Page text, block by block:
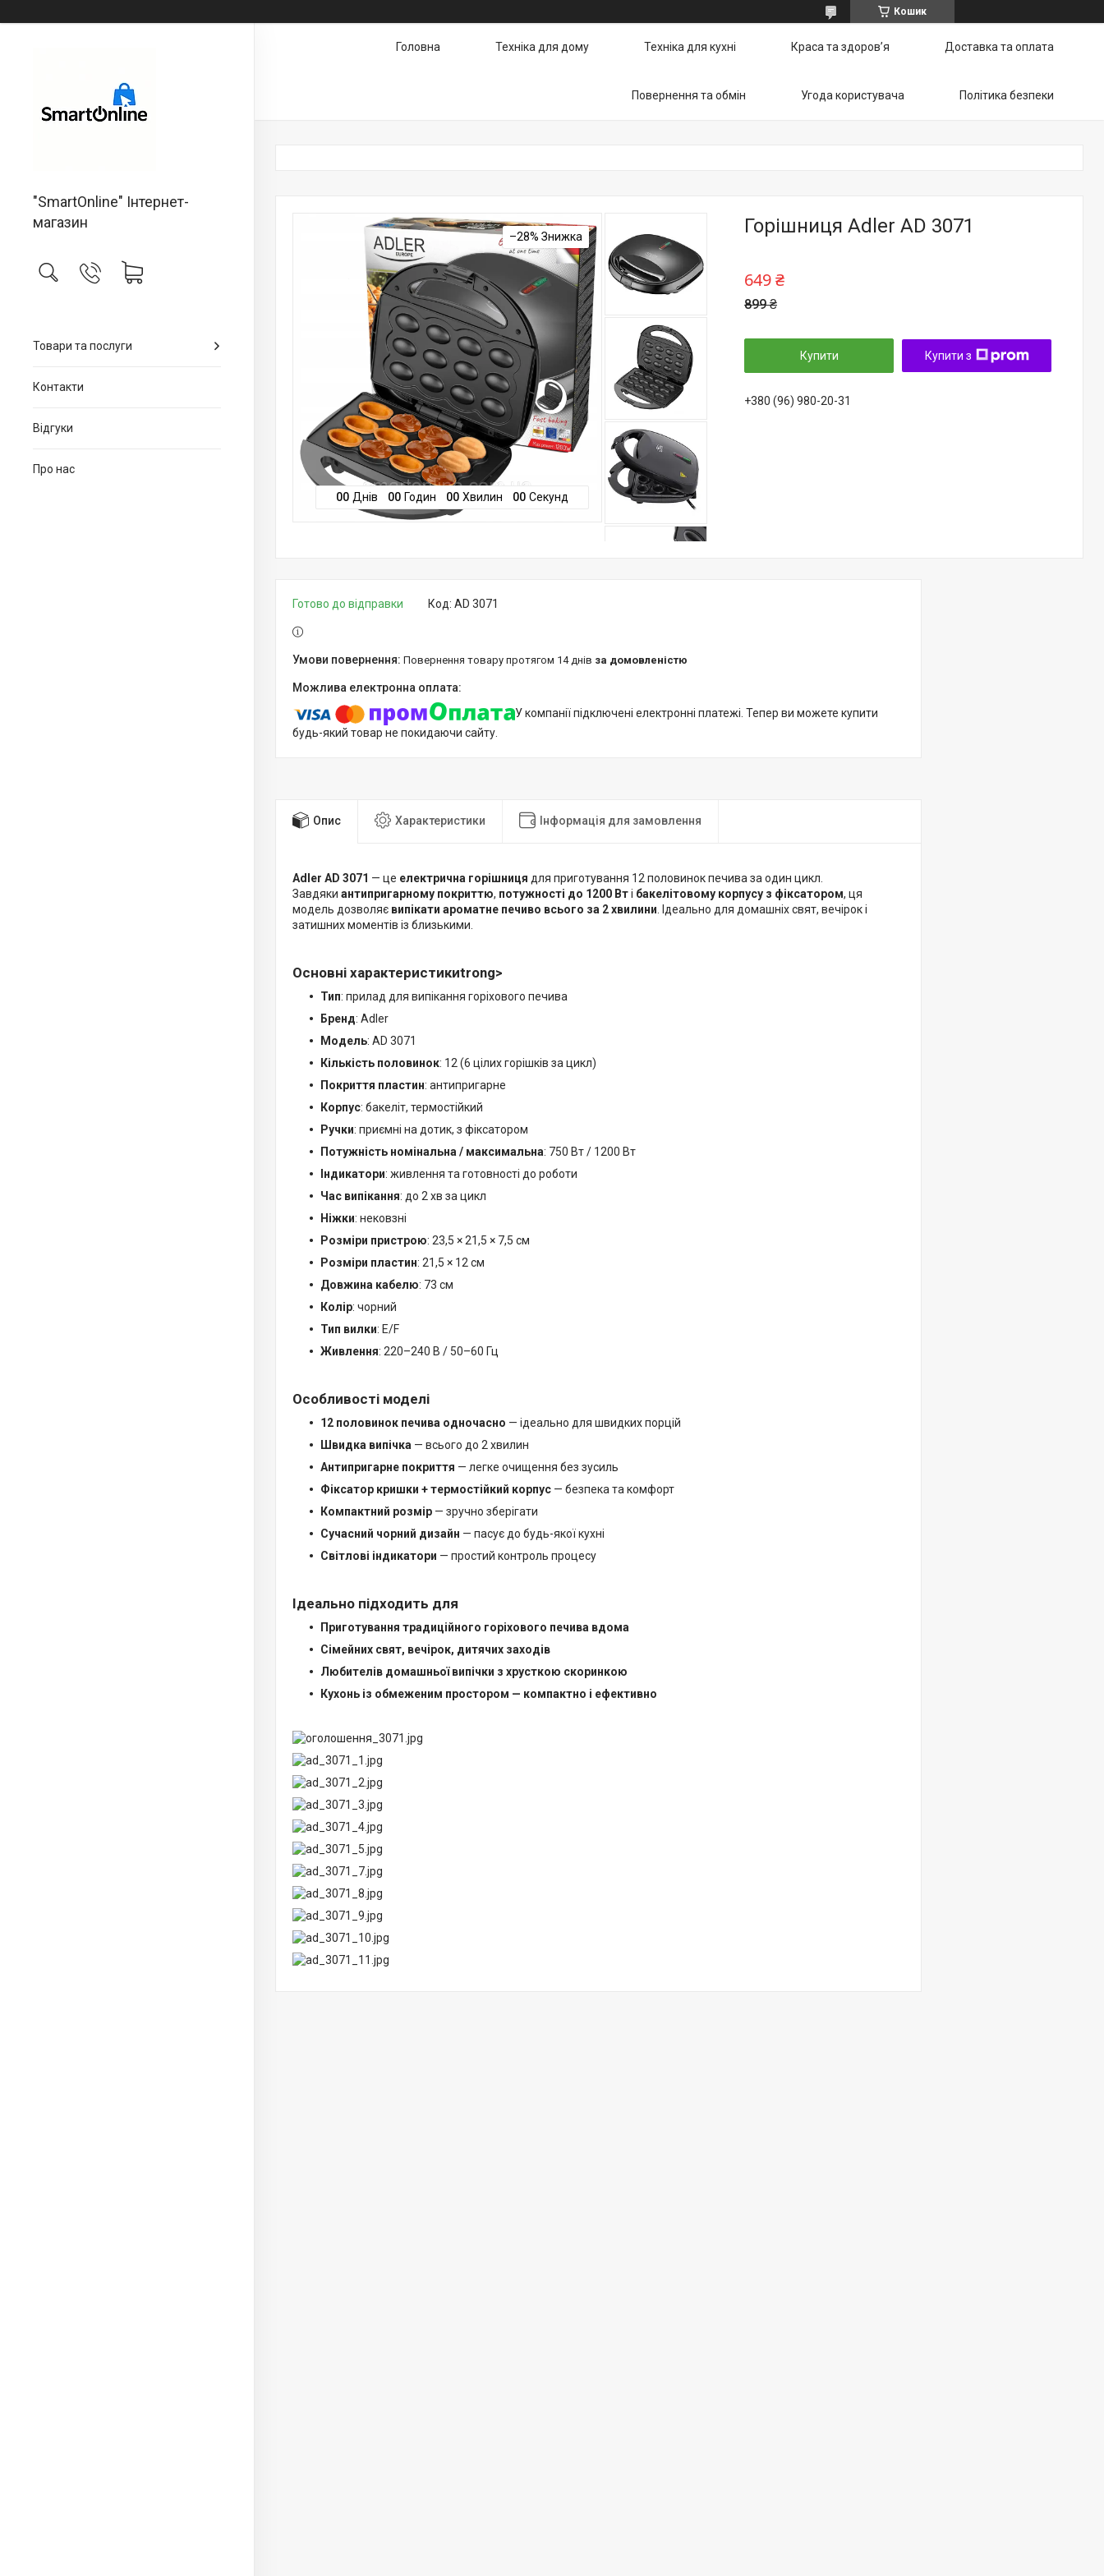
Кошик
"SmartOnline" Інтернет-
магазин
Товари та послуги
Контакти
Відгуки
Про нас
Головна Техніка для дому Техніка для кухні Краса та здоров’я Доставка та оплата
Повернення та обмін Угода користувача Політика безпеки
–28%
00 Днів 00 Годин 00 Хвилин 00 Секунд
Горішниця Adler AD 3071
899 ₴
649 ₴
Купити Купити з
+380 (96) 980-20-31
Готово до відправки Код: AD 3071
повернення товару протягом 14 днів за домовленістю
У компанії підключені електронні платежі. Тепер ви можете купити
будь-який товар не покидаючи сайту.
Опис Характеристики Інформація для замовлення
Adler AD 3071 — це електрична горішниця для приготування 12 половинок печива за один цикл.
Завдяки антипригарному покриттю, потужності до 1200 Вті бакелітовому корпусу з фіксатором, ця
модель дозволяє випікати ароматне печиво всього за 2 хвилини. Ідеально для домашніх свят, вечірок і
затишних моментів із близькими.
Основні характеристикиtrong>
Тип: прилад для випікання горіхового печива
Бренд: Adler
Модель: AD 3071
Кількість половинок: 12 (6 цілих горішків за цикл)
Покриття пластин: антипригарне
Корпус: бакеліт, термостійкий
Ручки: приємні на дотик, з фіксатором
Потужність номінальна / максимальна: 750 Вт / 1200 Вт
Індикатори: живлення та готовності до роботи
Час випікання: до 2 хв за цикл
Ніжки: нековзні
Розміри пристрою: 23,5 × 21,5 × 7,5 см
Розміри пластин: 21,5 × 12 см
Довжина кабелю: 73 см
Колір: чорний
Тип вилки: E/F
Живлення: 220–240 В / 50–60 Гц
Особливості моделі
12 половинок печива одночасно — ідеально для швидких порцій
Швидка випічка — всього до 2 хвилин
Антипригарне покриття — легке очищення без зусиль
Фіксатор кришки + термостійкий корпус — безпека та комфорт
Компактний розмір — зручно зберігати
Сучасний чорний дизайн — пасує до будь-якої кухні
Світлові індикатори — простий контроль процесу
Ідеально підходить для
Приготування традиційного горіхового печива вдома
Сімейних свят, вечірок, дитячих заходів
Любителів домашньої випічки з хрусткою скоринкою
Кухонь із обмеженим простором — компактно і ефективно